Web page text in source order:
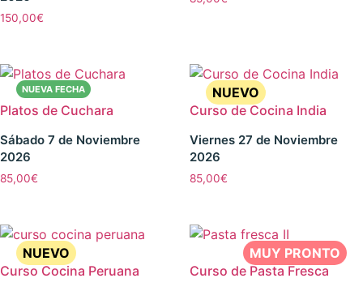
150,00€
Platos de Cuchara
Sábado 7 de Noviembre
2026
85,00€
Curso de Cocina India
Viernes 27 de Noviembre
2026
85,00€
Curso Cocina Peruana Curso de Pasta Fresca